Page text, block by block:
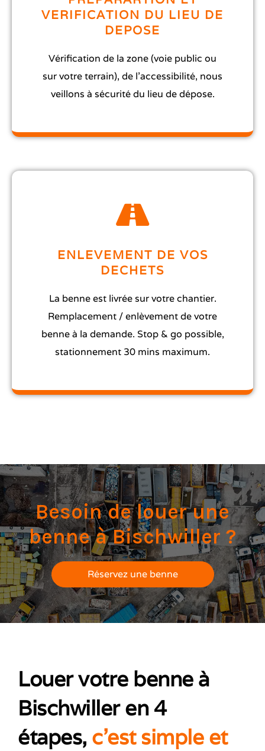
VERIFICATION DU LIEU DE
DEPOSE
Vérification de la zone (voie public ou
sur votre terrain), de l’accessibilité, nous
veillons à sécurité du lieu de dépose.
ENLEVEMENT DE VOS
DECHETS
La benne est livrée sur votre chantier.
Remplacement / enlèvement de votre
benne à la demande. Stop & go possible,
stationnement 30 mins maximum.
Besoin de louer une
benne à Bischwiller ?
Réservez une benne
Louer votre benne à
Bischwiller en 4
étapes, c’est simple et